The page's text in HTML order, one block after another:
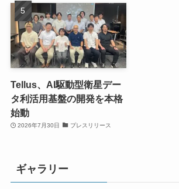
Tellus、AI駆動型衛星デー
タ利活用基盤の開発を本格
始動
2026年7月30日 プレスリリース
ギャラリー